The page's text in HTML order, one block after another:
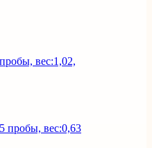
вес:1,02,